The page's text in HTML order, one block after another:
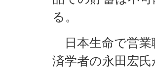
る。
日本生命で営業
済学者の永田宏